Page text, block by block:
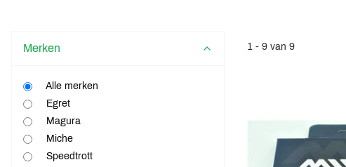
Merken
Alle merken
Egret
Magura
Miche
Speedtrott
1 - 9 van 9